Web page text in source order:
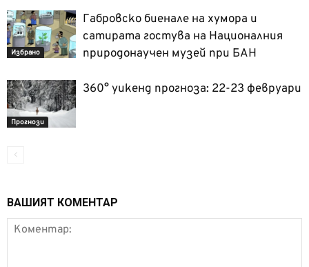
Избрано
Габровско биенале на хумора и
сатирата гостува на Националния
природонаучен музей при БАН
Прогнози
360° уикенд прогноза: 22-23 февруари
ВАШИЯТ КОМЕНТАР